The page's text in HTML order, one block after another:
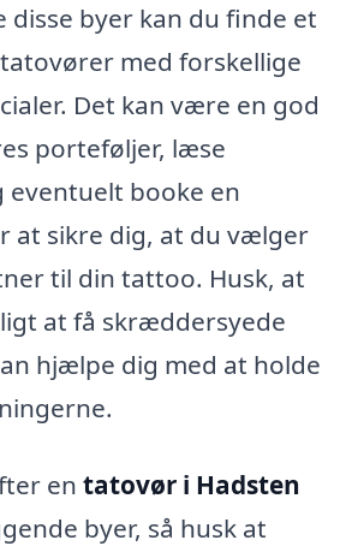
disse byer kan du finde et
med forskellige
Det kan være en god
porteføljer, læse
eventuelt booke en
at sikre dig, at du vælger
til din tattoo. Husk, at
at få skræddersyede
hjælpe dig med at holde
en tatovør i Hadsten
byer, så husk at